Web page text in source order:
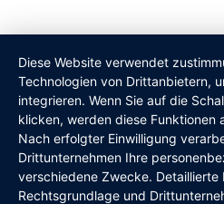
Diese Website verwendet
Technologien von Drittanbietern,
integrieren. Wenn Sie auf die
klicken, werden diese Funktionen
Nach erfolgter Einwilligung
Drittunternehmen Ihre
verschiedene Zwecke.
Rechtsgrundlage und